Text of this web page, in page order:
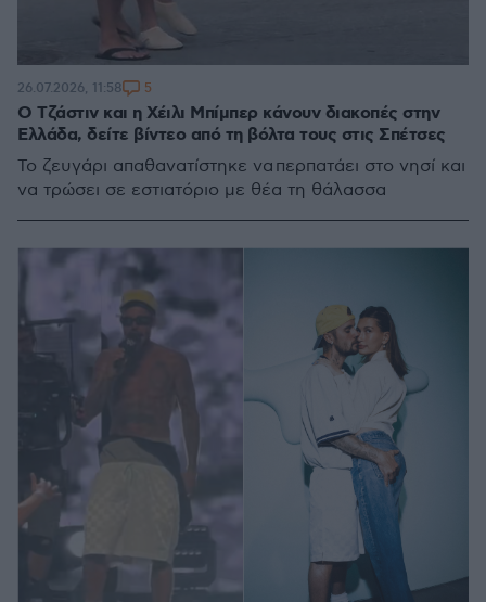
Ο Τζάστιν και η Χέιλι Μπίμπερ κάνουν διακοπές στην
Ελλάδα, δείτε βίντεο από τη βόλτα τους στις Σπέτσες
Το ζευγάρι απαθανατίστηκε να περπατάει στο νησί και
να τρώσει σε εστιατόριο με θέα τη θάλασσα
26.07.2026, 11:58 5